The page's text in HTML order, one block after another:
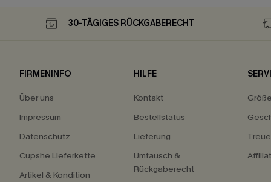
30-TÄGIGES RÜCKGABERECHT
FIRMENINFO
Über uns
Impressum
Datenschutz
Cupshe Lieferkette
Artikel & Kondition
HILFE
Kontakt
Bestellstatus
Lieferung
Umtausch &
Rückgaberecht